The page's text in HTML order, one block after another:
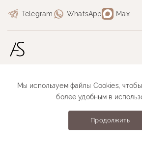
Telegram WhatsApp Max
Размерная сетка
Как проходит примерка
Как
Anastasia Sutyrina © 2026
Мы используем файлы Cookies,
более удобным в
Продолжить